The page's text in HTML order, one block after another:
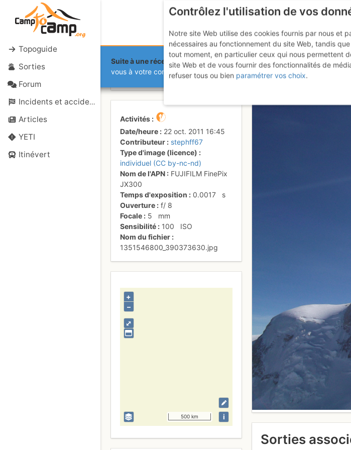
Topoguide
Sorties
Forum
Incidents et accidents
Articles
YETI
Itinévert
Suite à une récente et importante mise à jour du site,si certaines
vous à votre compte sur le site.
Le sommet
Activités
Date/heure
22 oct. 2011 16:45
Contributeur
stephff67
Type d'image (licence)
individuel (CC by-nc-nd)
Nom de l'APN
FUJIFILM FinePix
JX300
Temps d'exposition
0.0017
s
Ouverture
f/8
Focale
5
mm
Sensibilité
100
ISO
Nom du fichier
1351546800_390373630.jpg
⤢
+
–
500 km i
Sorties
Contrôlez l'utilisation de vos
Notre site Web utilise des cookies fournis par nous et
nécessaires au fonctionnement du site Web, tandis
tout moment, en particulier ceux qui nous permettent
site Web et de vous fournir des fonctionnalités de
refuser tous ou bien paramétrer vos choix.